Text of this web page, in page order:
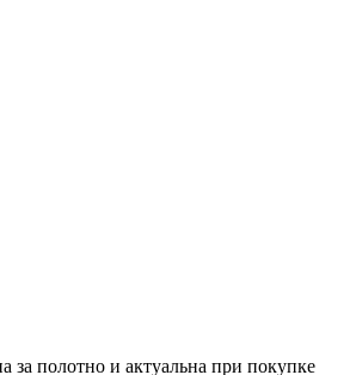
за полотно и актуальна при покупке